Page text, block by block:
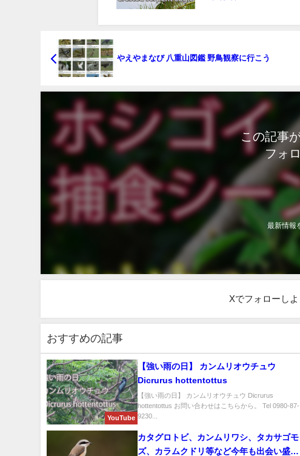
やえやまなび 八重山図鑑 野鳥観察に行こう
この記事
フォ
最新情報
Xでフォローしよ
おすすめの記事
YouTube
【強い雨の日】 カンムリオウチュウ
Dicrurus hottentottus
【強い雨の日】 カンムリオウチュウ Dicrurus
hottentottus お問い合わせはこちらから。 Tel 0980-87-
9230...
カタグロトビ、カンムリワシ、タカサゴモ
ズ、カラムクドリ等など今年も出会い盛り